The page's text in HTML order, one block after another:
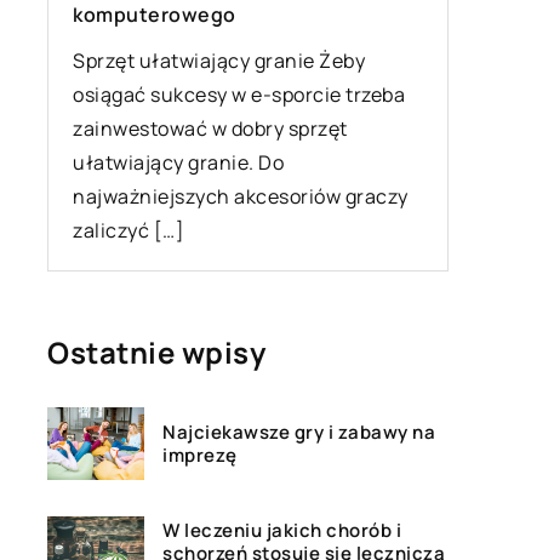
komputerowego
Sprzęt ułatwiający granie Żeby
osiągać sukcesy w e-sporcie trzeba
zainwestować w dobry sprzęt
ułatwiający granie. Do
najważniejszych akcesoriów graczy
zaliczyć […]
Ostatnie wpisy
Najciekawsze gry i zabawy na
imprezę
W leczeniu jakich chorób i
schorzeń stosuje się leczniczą